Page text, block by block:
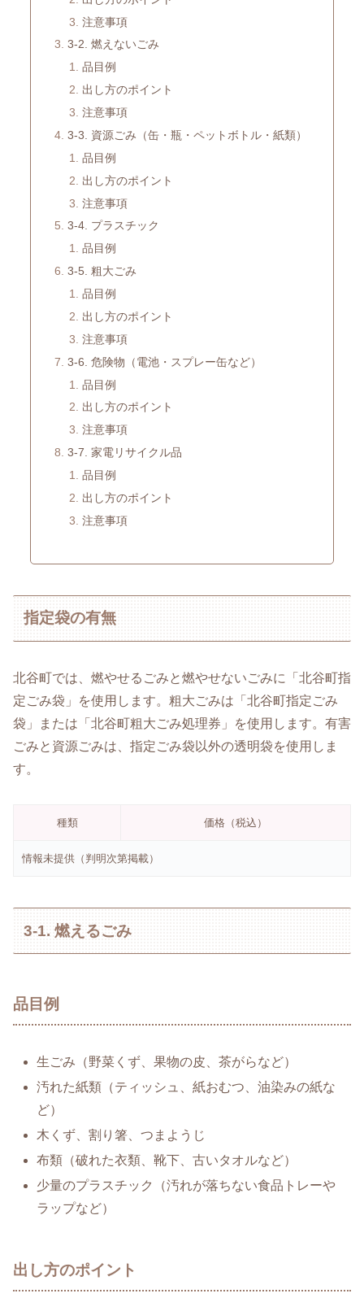
注意事項
3-2. 燃えないごみ
品目例
出し方のポイント
注意事項
3-3. 資源ごみ（缶・瓶・ペットボトル・紙類）
品目例
出し方のポイント
注意事項
3-4. プラスチック
品目例
3-5. 粗大ごみ
品目例
出し方のポイント
注意事項
3-6. 危険物（電池・スプレー缶など）
品目例
出し方のポイント
注意事項
3-7. 家電リサイクル品
品目例
出し方のポイント
注意事項
指定袋の有無
北谷町では、燃やせるごみと燃やせないごみに「北谷町指
定ごみ袋」を使用します。粗大ごみは「北谷町指定ごみ
袋」または「北谷町粗大ごみ処理券」を使用します。有害
ごみと資源ごみは、指定ごみ袋以外の透明袋を使用しま
す。
種類 価格（税込）
情報未提供（判明次第掲載）
3-1. 燃えるごみ
品目例
生ごみ（野菜くず、果物の皮、茶がらなど）
汚れた紙類（ティッシュ、紙おむつ、油染みの紙な
ど）
木くず、割り箸、つまようじ
布類（破れた衣類、靴下、古いタオルなど）
少量のプラスチック（汚れが落ちない食品トレーや
ラップなど）
出し方のポイント